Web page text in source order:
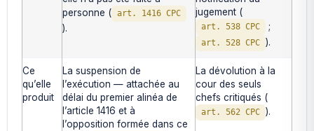
personne ( art. 1416 CPC
).
jugement (
art. 538 CPC ;
art. 528 CPC ).
Ce
qu’elle
produit
La suspension de
l’exécution — attachée au
délai du premier alinéa de
l’article 1416 et à
l’opposition formée dans ce
La dévolution à la
cour des seuls
chefs critiqués (
art. 562 CPC ).